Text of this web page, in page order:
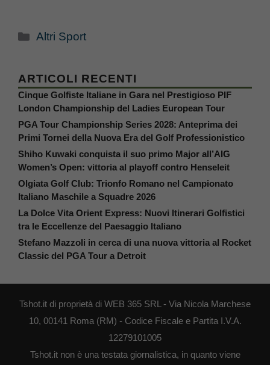
Categorie
Altri Sport
ARTICOLI RECENTI
Cinque Golfiste Italiane in Gara nel Prestigioso PIF
London Championship del Ladies European Tour
PGA Tour Championship Series 2028: Anteprima dei
Primi Tornei della Nuova Era del Golf Professionistico
Shiho Kuwaki conquista il suo primo Major all’AIG
Women’s Open: vittoria al playoff contro Henseleit
Olgiata Golf Club: Trionfo Romano nel Campionato
Italiano Maschile a Squadre 2026
La Dolce Vita Orient Express: Nuovi Itinerari Golfistici
tra le Eccellenze del Paesaggio Italiano
Stefano Mazzoli in cerca di una nuova vittoria al Rocket
Classic del PGA Tour a Detroit
Tshot.it di proprietà di WEB 365 SRL - Via Nicola Marchese
10, 00141 Roma (RM) - Codice Fiscale e Partita I.V.A.
12279101005
Tshot.it non è una testata giornalistica, in quanto viene